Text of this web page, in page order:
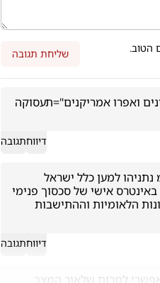
הטוב. שליחת תגובה
דיווחתגובה
הצביעות של סאטמר (מהר״א). כשנפגש האד׳ מויז׳ניץ עם רה״מ נתניהו למען כלל ישראל
השמיעו בחסידות האנטי ציונית מחאה נמרצת, אבל כשמדובר באינטרס אישי של סכסוך פנימי
בקהילה בב״ב שוכרים את עו״ד בן גביר ציוני הלוחם למען עקרונות הלאומיות וההתישבות
דיווחתגובה